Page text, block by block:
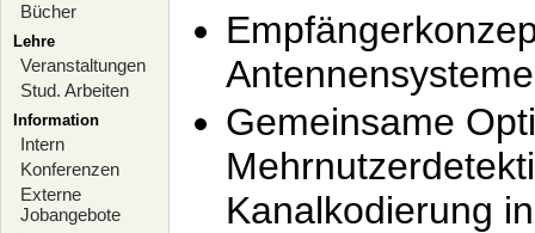
Bücher
Lehre
Veranstaltungen
Stud. Arbeiten
Information
Intern
Konferenzen
Externe
Jobangebote
Antennensysteme
Gemeinsame
Kanalkodierung